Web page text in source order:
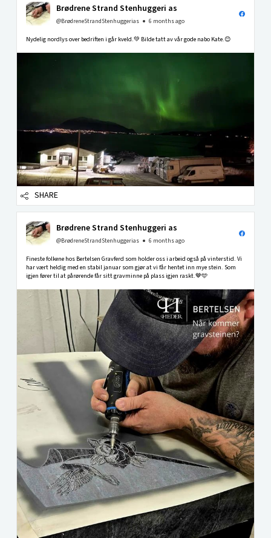
Brødrene Strand Stenhuggeri as
@BrødreneStrandStenhuggerias 6 months ago
Nydelig nordlys over bedriften i går kveld.💚 Bilde tatt av vår gode nabo Kate.😊
SHARE
Brødrene Strand Stenhuggeri as
@BrødreneStrandStenhuggerias 6 months ago
Fineste folkene hos Bertelsen Gravferd som holder oss i arbeid også på vinterstid. Vi
har vært heldig med en stabil januar som gjør at vi får hentet inn mye stein. Som
igjen fører til at pårørende får sitt gravminne på plass igjen raskt.🤎🩵